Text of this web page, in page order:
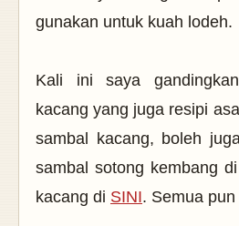
gunakan untuk kuah lodeh.
Kali ini saya
kacang yang juga resipi
sambal kacang, boleh
sambal sotong kembang di
kacang di SINI. Semua